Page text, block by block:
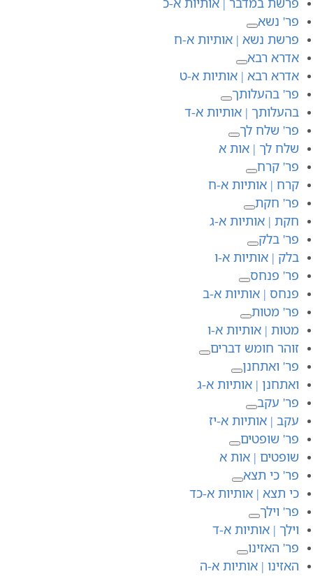
פר' נשא
פרשת נשא | אותיות א-ח
אדרא רבא
אדרא רבא | אותיות א-ט
פר' בהעלותך
בהעלותך | אותיות א-ד
פר' שלח לך
שלח לך | אות א
פר' קרח
קרח | אותיות א-ח
פר' חקת
חקת | אותיות א-ג
פר' בלק
בלק | אותיות א-ו
פר' פנחס
פנחס | אותיות א-ב
פר' מטות
מטות | אותיות א-ו
זוהר חומש דברים
פר' ואתחנן
ואתחנן | אותיות א-ג
פר' עקב
עקב | אותיות א-יז
פר' שופטים
שופטים | אות א
פר' כי תצא
כי תצא | אותיות א-כד
פר' וילך
וילך | אותיות א-ד
פר' האזינו
האזינו | אותיות א-ה